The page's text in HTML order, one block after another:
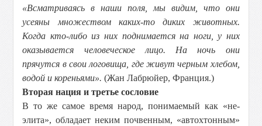
«Всматриваясь в наши поля, мы видим, что они
усеяны множеством каких-то диких животных.
Когда кто-либо из них поднимается на ноги, у них
оказывается человеческое лицо. На ночь они
прячутся в свои логовища, где живут черным хлебом,
водой и кореньями». (Жан Лабрюйер, Франция.)
Вторая нация и третье сословие
В то же самое время народ, понимаемый как «не-
элита», обладает неким почвенным, «автохтонным»